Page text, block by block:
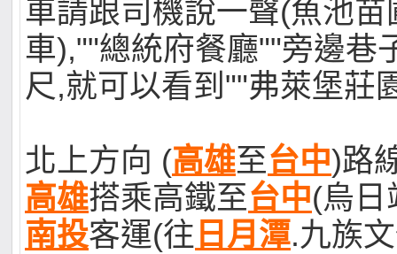
車請跟司機說一聲(魚池苗
車),""總統府餐廳""旁邊巷
尺,就可以看到""弗萊堡莊
北上方向 (高雄至台中)路
高雄搭乘高鐵至台中(烏日
南投客運(往 日月潭.九族